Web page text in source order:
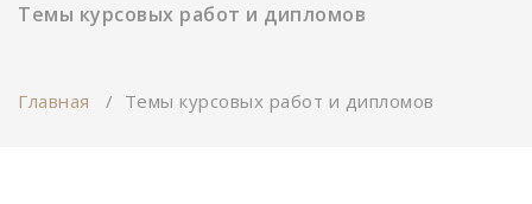
Темы курсовых работ и дипломов
Главная / Темы курсовых работ и дипломов